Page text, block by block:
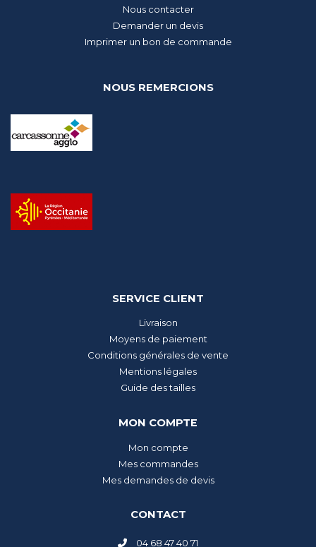
Nous contacter
Demander un devis
Imprimer un bon de commande
NOUS REMERCIONS
SERVICE CLIENT
Livraison
Moyens de paiement
Conditions générales de vente
Mentions légales
Guide des tailles
MON COMPTE
Mon compte
Mes commandes
Mes demandes de devis
CONTACT
04 68 47 40 71